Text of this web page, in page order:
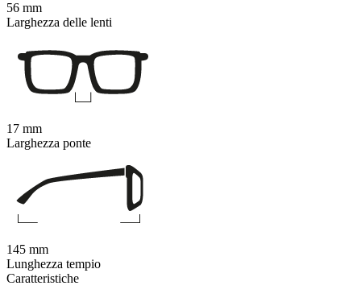
Caratteristiche
56 mm
Larghezza delle lenti
17 mm
Larghezza ponte
145 mm
Lunghezza tempio